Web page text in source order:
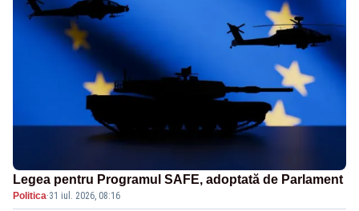
Legea pentru Programul SAFE, adoptată de Parlament
Politica·31 iul. 2026, 08:16